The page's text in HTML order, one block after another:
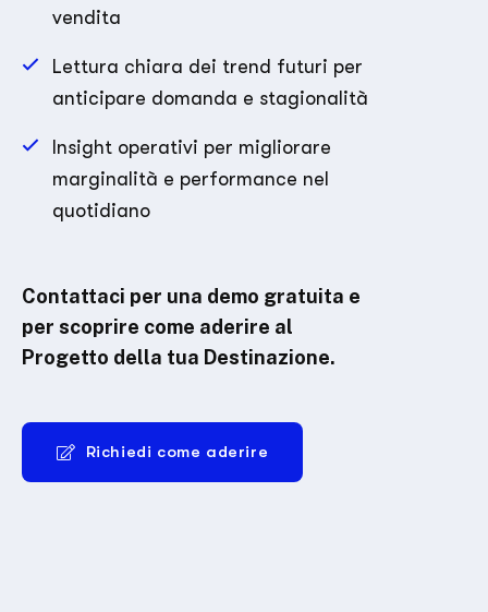
vendita
Lettura chiara dei trend futuri per
anticipare domanda e stagionalità
Insight operativi per migliorare
marginalità e performance nel
quotidiano
Contattaci per una demo gratuita e
per scoprire come aderire al
Progetto della tua Destinazione.
Richiedi come aderire